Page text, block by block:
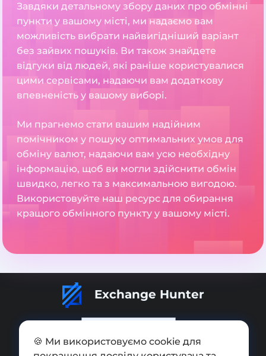
Завдяки детальному збору даних про обмінні
пункти у вашому місті, ми надаємо вам
можливість вибрати найвигідніший варіант
без зайвих пошуків. Ви також знайдете
відгуки від людей, які раніше користувалися
цими сервісами, надаючи вам додаткову
впевненість у вашому виборі.
Ми прагнемо стати вашим надійним
помічником у пошуку оптимальних умов для
обміну валют, надаючи вам усю необхідну
інформацію, щоб ви могли здійснити обмін
швидко, легко та з максимальною вигодою.
Використовуйте наш ресурс для обирання
кращого обмінного пункту у вашому місті.
Exchange Hunter
🍪 Ми використовуємо cookie для